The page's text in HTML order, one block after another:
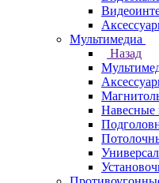
Мультимедиа
Назад
Навесные